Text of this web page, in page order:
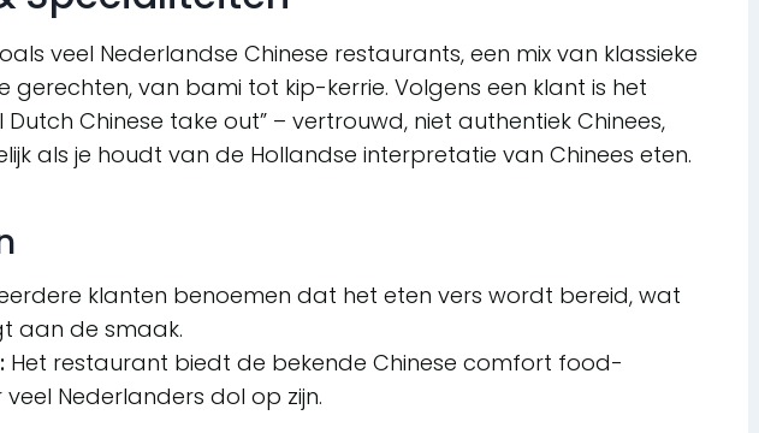
veel Nederlandse Chinese restaurants, een mix van klassieke
gerechten, van bami tot kip-kerrie. Volgens een klant is het
Chinese take out” – vertrouwd, niet authentiek Chinees,
als je houdt van de Hollandse interpretatie van Chinees eten.
klanten benoemen dat het eten vers wordt bereid, wat
aan de smaak.
Het restaurant biedt de bekende Chinese comfort food-
Nederlanders dol op zijn.